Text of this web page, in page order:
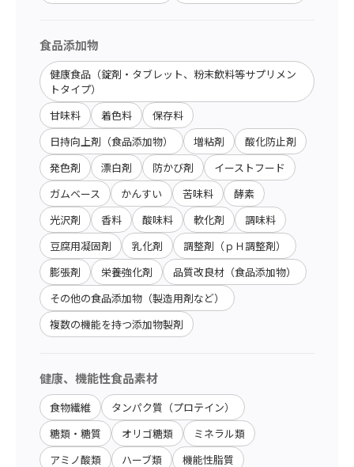
食品添加物
健康食品（錠剤・タブレット、粉末飲料等サプリメン
トタイプ）
甘味料 着色料 保存料
日持向上剤（食品添加物） 増粘剤 酸化防止剤
発色剤 漂白剤 防かび剤 イーストフード
ガムベース かんすい 苦味料 酵素
光沢剤 香料 酸味料 軟化剤 調味料
豆腐用凝固剤 乳化剤 調整剤（ｐＨ調整剤）
膨張剤 栄養強化剤 品質改良材（食品添加物）
その他の食品添加物（製造用剤など）
複数の機能を持つ添加物製剤
健康、機能性食品素材
食物繊維 タンパク質（プロテイン）
糖類・糖質 オリゴ糖類 ミネラル類
アミノ酸類 ハーブ類 機能性脂質